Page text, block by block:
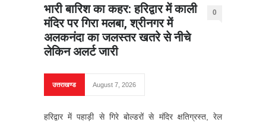
भारी बारिश का कहर: हरिद्वार में काली
मंदिर पर गिरा मलबा, श्रीनगर में
अलकनंदा का जलस्तर खतरे से नीचे
लेकिन अलर्ट जारी
0
उत्तराखण्ड August 7, 2026
हरिद्वार में पहाड़ी से गिरे बोल्डरों से मंदिर क्षतिग्रस्त, रेल